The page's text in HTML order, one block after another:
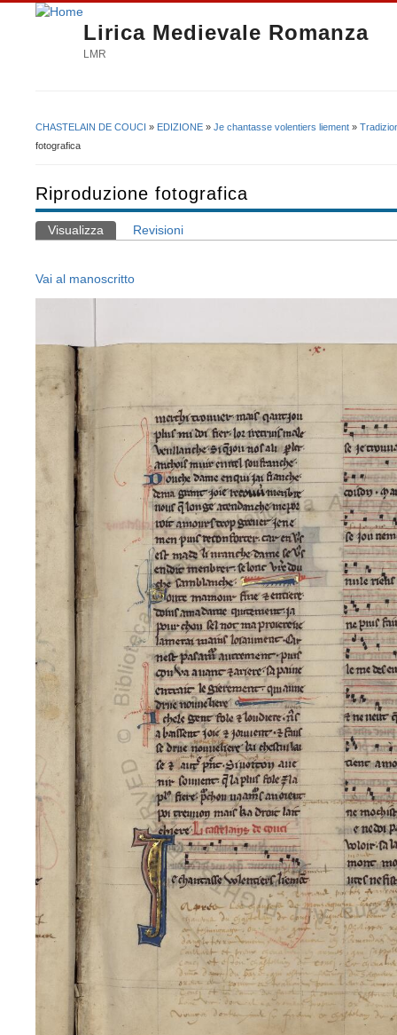
Lirica Medievale Romanza
LMR
Tu sei qui
CHASTELAIN DE COUCI » EDIZIONE » Je chantasse volentiers liement »
fotografica
Riproduzione fotografica
Schede primarie
Visualizza (scheda attiva)
Revisioni
Vai al manoscritto